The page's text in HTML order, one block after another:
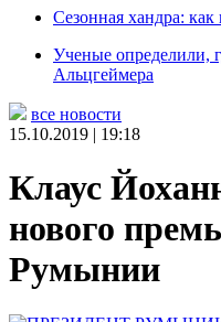
Сезонная хандра:
Ученые определили,
Альцгеймера
все новости
15.10.2019 | 19:18
Клаус
нового
Румынии